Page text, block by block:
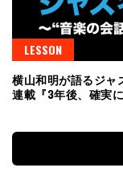
LESSON
横山和明が語るジャ
連載『3年後、確実